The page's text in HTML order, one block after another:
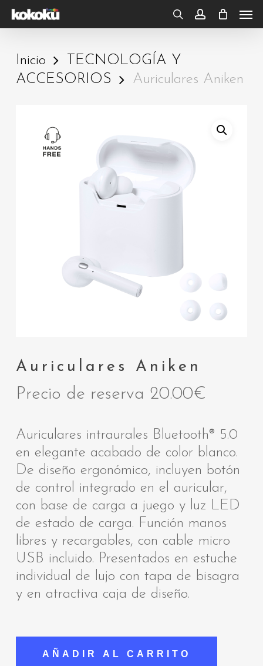
Skip
to
content
searchaccount
Inicio
TECNOLOGÍA Y
ACCESORIOS
Auriculares Aniken
Auriculares Aniken
Precio de reserva 20.00€
Auriculares intraurales Bluetooth® 5.0
en elegante acabado de color blanco.
De diseño ergonómico, incluyen botón
de control integrado en el auricular,
con base de carga a juego y luz LED
de estado de carga. Función manos
libres y recargables, con cable micro
USB incluido. Presentados en estuche
individual de lujo con tapa de bisagra
y en atractiva caja de diseño.
AÑADIR AL CARRITO